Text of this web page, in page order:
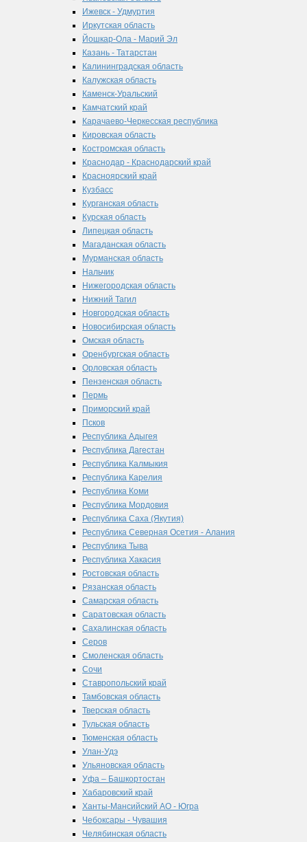
Ижевск - Удмуртия
Иркутская область
Йошкар-Ола - Марий Эл
Казань - Татарстан
Калининградская область
Калужская область
Каменск-Уральский
Камчатский край
Карачаево-Черкесская республика
Кировская область
Костромская область
Краснодар - Краснодарский край
Красноярский край
Кузбасс
Курганская область
Курская область
Липецкая область
Магаданская область
Мурманская область
Нальчик
Нижегородская область
Нижний Тагил
Новгородская область
Новосибирская область
Омская область
Оренбургская область
Орловская область
Пензенская область
Пермь
Приморский край
Псков
Республика Адыгея
Республика Дагестан
Республика Калмыкия
Республика Карелия
Республика Коми
Республика Мордовия
Республика Саха (Якутия)
Республика Северная Осетия - Алания
Республика Тыва
Республика Хакасия
Ростовская область
Рязанская область
Самарская область
Саратовская область
Сахалинская область
Серов
Смоленская область
Сочи
Ставропольский край
Тамбовская область
Тверская область
Тульская область
Тюменская область
Улан-Удэ
Ульяновская область
Уфа – Башкортостан
Хабаровский край
Ханты-Мансийский АО - Югра
Чебоксары - Чувашия
Челябинская область